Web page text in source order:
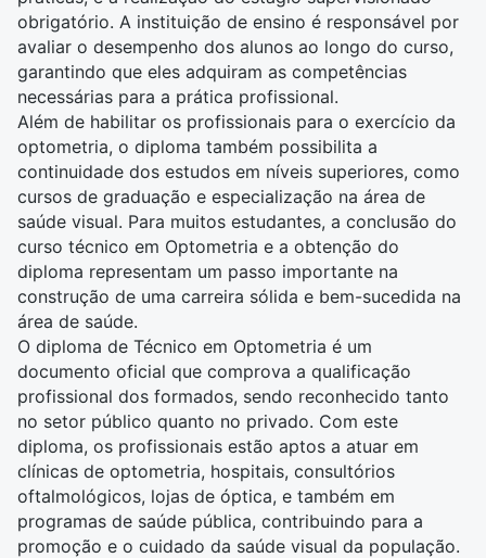
obrigatório. A instituição de ensino é responsável por
avaliar o desempenho dos alunos ao longo do curso,
garantindo que eles adquiram as competências
necessárias para a prática profissional.
Além de habilitar os profissionais para o exercício da
optometria, o diploma também possibilita a
continuidade dos estudos em níveis superiores, como
cursos de graduação e especialização na área de
saúde visual. Para muitos estudantes, a conclusão do
curso técnico em Optometria e a obtenção do
diploma representam um passo importante na
construção de uma carreira sólida e bem-sucedida na
área de saúde.
O diploma de Técnico em Optometria é um
documento oficial que comprova a qualificação
profissional dos formados, sendo reconhecido tanto
no setor público quanto no privado. Com este
diploma, os profissionais estão aptos a atuar em
clínicas de optometria, hospitais, consultórios
oftalmológicos, lojas de óptica, e também em
programas de saúde pública, contribuindo para a
promoção e o cuidado da saúde visual da população.